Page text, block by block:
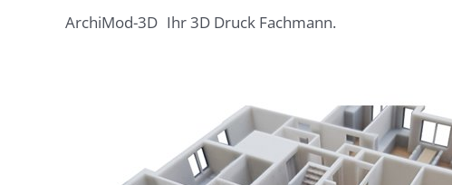
ArchiMod-3D Ihr 3D Druck Fachmann.